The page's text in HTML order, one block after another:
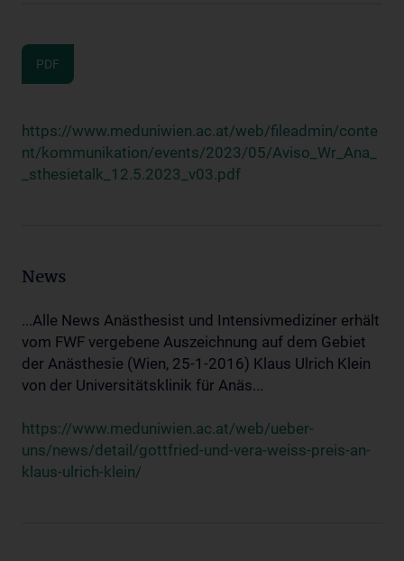
PDF
https://www.meduniwien.ac.at/web/fileadmin/conte
nt/kommunikation/events/2023/05/Aviso_Wr_Ana_
_sthesietalk_12.5.2023_v03.pdf
News
...Alle News Anästhesist und Intensivmediziner erhält
vom FWF vergebene Auszeichnung auf dem Gebiet
der Anästhesie (Wien, 25-1-2016) Klaus Ulrich Klein
von der Universitätsklinik für Anäs...
https://www.meduniwien.ac.at/web/ueber-
uns/news/detail/gottfried-und-vera-weiss-preis-an-
klaus-ulrich-klein/